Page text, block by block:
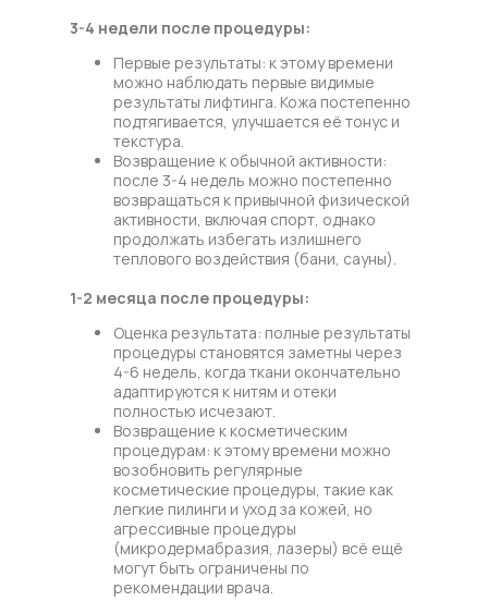
3-4 недели после процедуры:
Первые результаты: к этому времени
можно наблюдать первые видимые
результаты лифтинга. Кожа постепенно
подтягивается, улучшается её тонус и
текстура.
Возвращение к обычной активности:
после 3-4 недель можно постепенно
возвращаться к привычной физической
активности, включая спорт, однако
продолжать избегать излишнего
теплового воздействия (бани, сауны).
1-2 месяца после процедуры:
Оценка результата: полные результаты
процедуры становятся заметны через
4-6 недель, когда ткани окончательно
адаптируются к нитям и отеки
полностью исчезают.
Возвращение к косметическим
процедурам: к этому времени можно
возобновить регулярные
косметические процедуры, такие как
легкие пилинги и уход за кожей, но
агрессивные процедуры
(микродермабразия, лазеры) всё ещё
могут быть ограничены по
рекомендации врача.